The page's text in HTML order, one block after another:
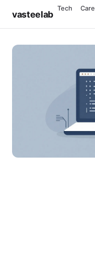
vasteelab
Tech